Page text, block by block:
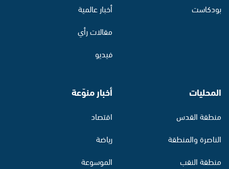
بودكاست
أخبار عالمية
مقالات رأي
فيديو
المحليات
منطقة القدس
الناصرة والمنطقة
منطقة النقب
أخبار منوّعة
اقتصاد
رياضة
الموسوعة